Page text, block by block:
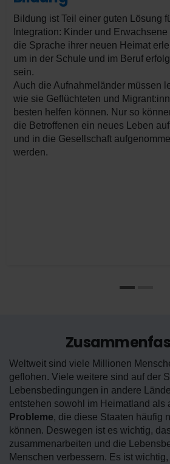
Bildung ist Teil einer guten Lösung
Integration: Kinder und Erwachsene
die Sprache ihrer neuen Heimat
um in der Schule und im Beruf
sein.
Auch die Aufnahmeländer müssen
wie sie Geflüchteten und
besten helfen können. Nur so
die Betroffenen ein neues Leben
und in die Gesellschaft
werden.
Weltweit sind viele Millionen
geflohen. Viele weitere sind auf der
Lebensbedingungen in andere
entstehen sowohl im Heimatland als
Probleme, die diese Staaten häufig
können. Deswegen ist es wichtig,
zusammenarbeiten und die
Menschen verbessern. Es ist wichtig,